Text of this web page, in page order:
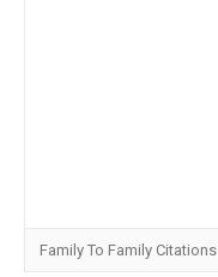
Family To Family Citations